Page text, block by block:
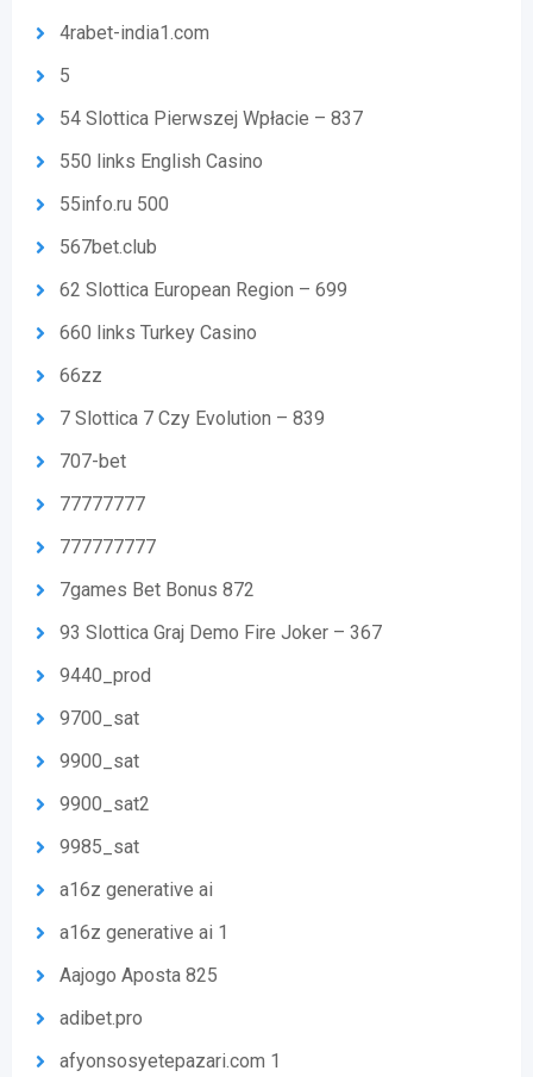
4rabet-india1.com
5
54 Slottica Pierwszej Wpłacie – 837
550 links English Casino
55info.ru 500
567bet.club
62 Slottica European Region – 699
660 links Turkey Casino
66zz
7 Slottica 7 Czy Evolution – 839
707-bet
77777777
777777777
7games Bet Bonus 872
93 Slottica Graj Demo Fire Joker – 367
9440_prod
9700_sat
9900_sat
9900_sat2
9985_sat
a16z generative ai
a16z generative ai 1
Aajogo Aposta 825
adibet.pro
afyonsosyetepazari.com 1